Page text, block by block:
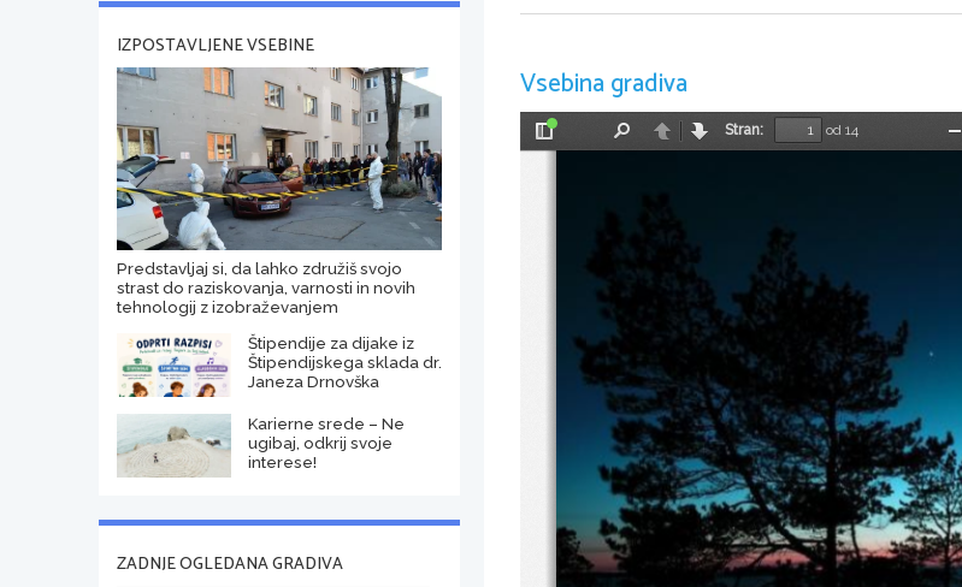
Vsebina gradiva
Preklopi
NazajNaprej
Stran:
od 14
IZPOSTAVLJENE VSEBINE
Predstavljaj si, da lahko združiš svojo
strast do raziskovanja, varnosti in novih
tehnologij z izobraževanjem
Štipendije za dijake iz
Štipendijskega sklada dr.
Janeza Drnovška
Karierne srede – Ne
ugibaj, odkrij svoje
interese!
ZADNJE OGLEDANA GRADIVA